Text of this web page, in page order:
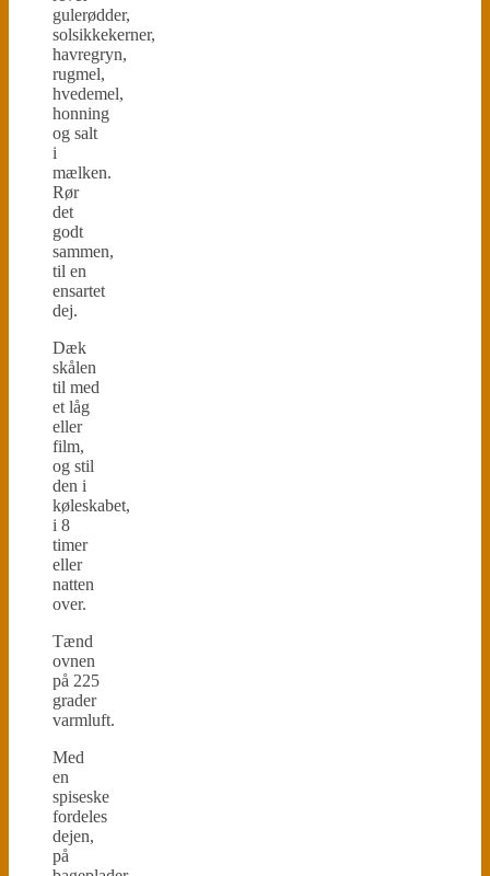
gulerødder,
solsikkekerner,
havregryn,
rugmel,
hvedemel,
honning
og salt
i
mælken.
Rør
det
godt
sammen,
til en
ensartet
dej.
Dæk
skålen
til med
et låg
eller
film,
og stil
den i
køleskabet,
i 8
timer
eller
natten
over.
Tænd
ovnen
på 225
grader
varmluft.
Med
en
spiseske
fordeles
dejen,
på